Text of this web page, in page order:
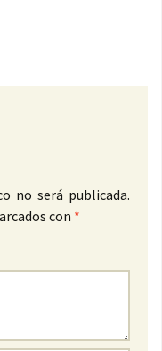
no será publicada.
con *